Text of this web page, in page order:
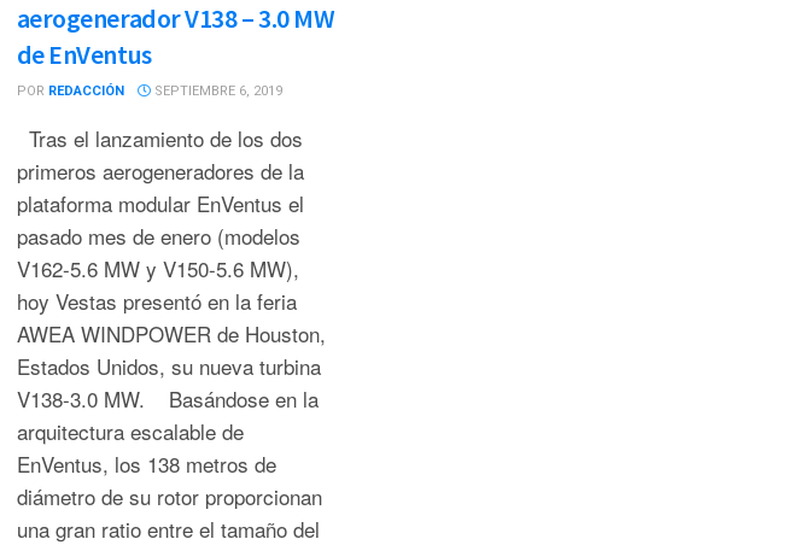
aerogenerador V138 – 3.0 MW
de EnVentus
POR REDACCIÓN SEPTIEMBRE 6, 2019
Tras el lanzamiento de los dos
primeros aerogeneradores de la
plataforma modular EnVentus el
pasado mes de enero (modelos
V162-5.6 MW y V150-5.6 MW),
hoy Vestas presentó en la feria
AWEA WINDPOWER de Houston,
Estados Unidos, su nueva turbina
V138-3.0 MW. Basándose en la
arquitectura escalable de
EnVentus, los 138 metros de
diámetro de su rotor proporcionan
una gran ratio entre el tamaño del